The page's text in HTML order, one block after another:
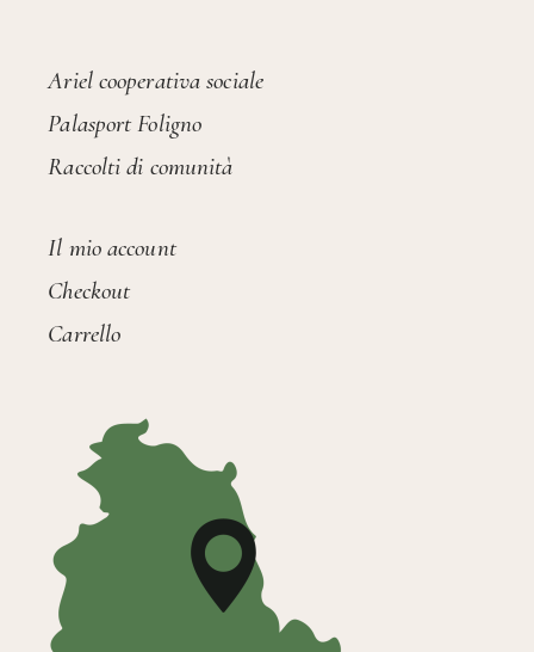
Ariel cooperativa sociale
Palasport Foligno
Raccolti di comunità
Il mio account
Checkout
Carrello